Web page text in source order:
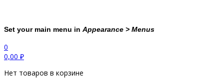
Set your main menu in Appearance > Menus
0
0,00 ₽
Нет товаров в корзине